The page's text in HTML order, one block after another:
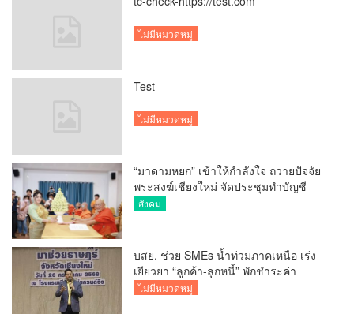
ไม่มีหมวดหมู่
Test
ไม่มีหมวดหมู่
“มาดามหยก” เข้าให้กำลังใจ ถวายปัจจัย
พระสงฆ์เชียงใหม่ จัดประชุมทำบัญชี
รายรับรายจ่ายของวัด กว่า 300 รูป ที่วัด
สังคม
บสย. ช่วย SMEs น้ำท่วมภาคเหนือ เร่ง
เยียวยา “ลูกค้า-ลูกหนี้” พักชำระค่า
ธรรมเนียม-ค่างวด
ไม่มีหมวดหมู่